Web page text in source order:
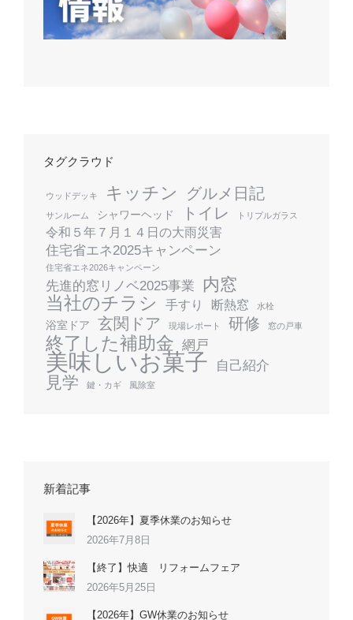
タグクラウド
ウッドデッキ キッチン グルメ日記
サンルーム シャワーヘッド トイレ トリプルガラス
令和５年７月１４日の大雨災害
住宅省エネ2025キャンペーン
住宅省エネ2026キャンペーン
先進的窓リノベ2025事業 内窓
当社のチラシ 手すり 断熱窓 水栓
浴室ドア 玄関ドア 現場レポート 研修 窓の戸車
終了した補助金 網戸
美味しいお菓子 自己紹介
見学 鍵・カギ 風除室
新着記事
【2026年】夏季休業のお知らせ
2026年7月8日
【終了】快適 リフォームフェア
2026年5月25日
【2026年】GW休業のお知らせ